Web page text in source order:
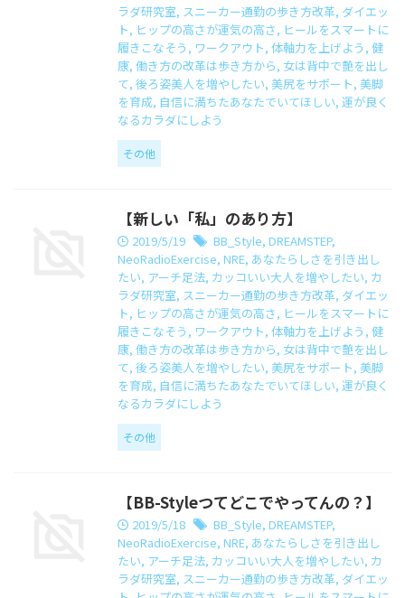
ラダ研究室, スニーカー通勤の歩き方改革, ダイエッ
ト, ヒップの高さが運気の高さ, ヒールをスマートに
履きこなそう , ワークアウト, 体軸力を上げよう , 健
康, 働き方の改革は歩き方から, 女は背中で艶を出し
て, 後ろ姿美人を増やしたい, 美尻をサポート, 美脚
を育成, 自信に満ちたあなたでいてほしい, 運が良く
なるカラダにしよう
その他
【新しい「私」のあり方】
2019/5/19 BB_Style, DREAMSTEP,
NeoRadioExercise, NRE, あなたらしさを引き出し
たい, アーチ足法, カッコいい大人を増やしたい, カ
ラダ研究室, スニーカー通勤の歩き方改革, ダイエッ
ト, ヒップの高さが運気の高さ, ヒールをスマートに
履きこなそう , ワークアウト, 体軸力を上げよう , 健
康, 働き方の改革は歩き方から, 女は背中で艶を出し
て, 後ろ姿美人を増やしたい, 美尻をサポート, 美脚
を育成, 自信に満ちたあなたでいてほしい, 運が良く
なるカラダにしよう
その他
【BB-Styleつてどこでやってんの？】
2019/5/18 BB_Style, DREAMSTEP,
NeoRadioExercise, NRE, あなたらしさを引き出し
たい, アーチ足法, カッコいい大人を増やしたい, カ
ラダ研究室, スニーカー通勤の歩き方改革, ダイエッ